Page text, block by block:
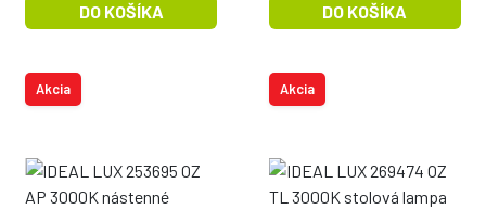
DO KOŠÍKA DO KOŠÍKA
Akcia Akcia